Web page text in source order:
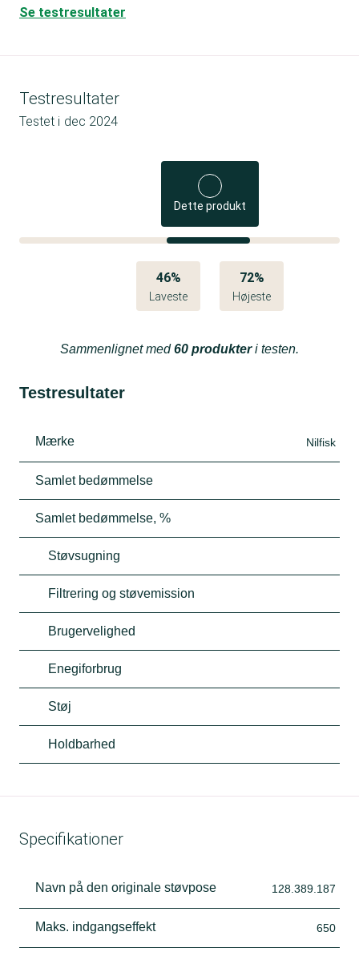
Se testresultater
Testresultater
Testet i dec 2024
Dette produkt
46%
Laveste
72%
Højeste
Sammenlignet med60 produkteri testen.
Testresultater
Mærke Nilfisk
Samlet bedømmelse
Samlet bedømmelse, %
Støvsugning
Filtrering og støvemission
Brugervelighed
Enegiforbrug
Støj
Holdbarhed
Specifikationer
Navn på den originale støvpose 128.389.187
Maks. indgangseffekt 650